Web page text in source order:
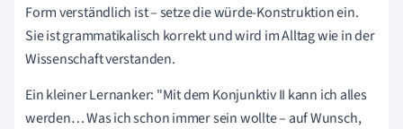
Form verständlich ist – setze die würde-Konstruktion ein.
Sie ist grammatikalisch korrekt und wird im Alltag wie in der
Wissenschaft verstanden.
Ein kleiner Lernanker: "Mit dem Konjunktiv II kann ich alles
werden… Was ich schon immer sein wollte – auf Wunsch,